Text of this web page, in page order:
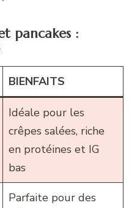
pancakes :
BIENFAITS
Idéale pour les
crêpes salées, riche
en protéines et IG
bas
Parfaite pour des